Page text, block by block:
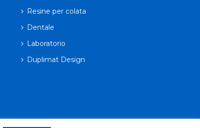
Resine per colata
Dentale
Laboratorio
Duplimat Design